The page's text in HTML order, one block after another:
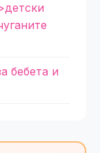
бебета и